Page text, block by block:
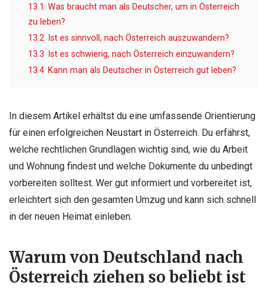
13.1 Was braucht man als Deutscher, um in Österreich
zu leben?
13.2 Ist es sinnvoll, nach Österreich auszuwandern?
13.3
Ist es schwierig, nach Österreich einzuwandern?
13.4 Kann man als Deutscher in Österreich gut leben?
In diesem Artikel erhältst du eine umfassende Orientierung
für einen erfolgreichen Neustart in Österreich. Du erfährst,
welche rechtlichen Grundlagen wichtig sind, wie du Arbeit
und Wohnung findest und welche Dokumente du unbedingt
vorbereiten solltest. Wer gut informiert und vorbereitet ist,
erleichtert sich den gesamten Umzug und kann sich schnell
in der neuen Heimat einleben.
Warum von Deutschland nach
Österreich ziehen so beliebt ist